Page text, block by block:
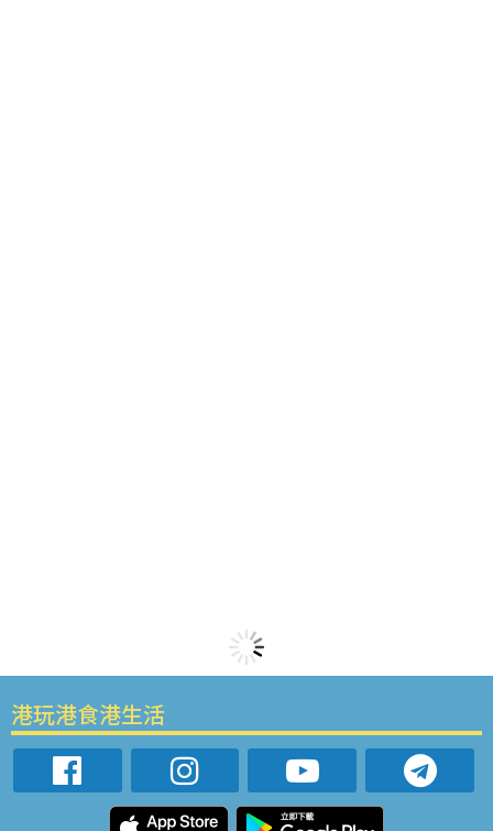
港玩港食港生活